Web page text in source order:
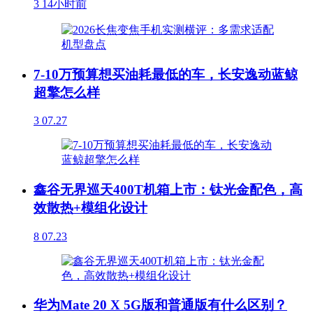
3 14小时前
7-10万预算想买油耗最低的车，长安逸动蓝鲸
超擎怎么样
3 07.27
鑫谷无界巡天400T机箱上市：钛光金配色，高
效散热+模组化设计
8 07.23
华为Mate 20 X 5G版和普通版有什么区别？